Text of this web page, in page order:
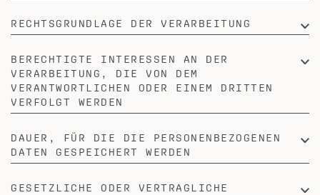
RECHTSGRUNDLAGE DER VERARBEITUNG
BERECHTIGTE INTERESSEN AN DER
VERARBEITUNG, DIE VON DEM
VERANTWORTLICHEN ODER EINEM DRITTEN
VERFOLGT WERDEN
DAUER, FÜR DIE DIE PERSONENBEZOGENEN
DATEN GESPEICHERT WERDEN
GESETZLICHE ODER VERTRAGLICHE